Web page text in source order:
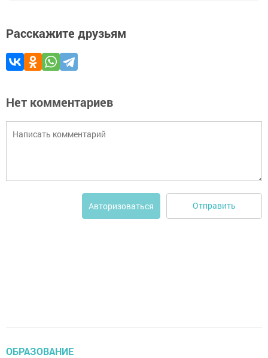
Расскажите друзьям
Нет комментариев
Авторизоваться Отправить
ОБРАЗОВАНИЕ